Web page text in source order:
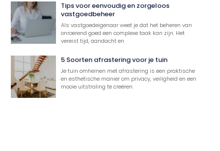
Tips voor eenvoudig en zorgeloos
vastgoedbeheer
Als vastgoedeigenaar weet je dat het beheren van
onroerend goed een complexe taak kan zijn. Het
vereist tijd, aandacht en
5 Soorten afrastering voor je tuin
Je tuin omheinen met afrastering is een praktische
en esthetische manier om privacy, veiligheid en een
mooie uitstraling te creëren.